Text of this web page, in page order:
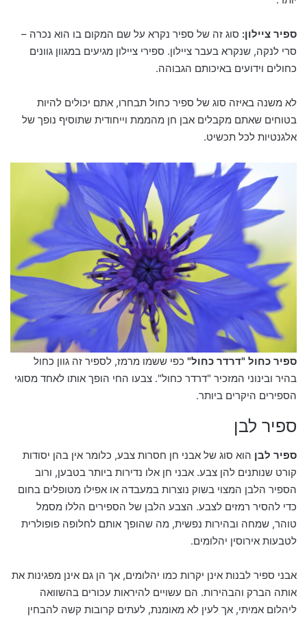
ספיר ציילון: סוג זה של ספיר נקרא על שם המקום בו הוא נכרה –
סרי לנקה, שנקרא בעבר ציילון. ספירי ציילון מגיעים במגוון גוונים
כחולים וידועים באיכותם הגבוהה.
לא משנה באיזה סוג של ספיר כחול תבחרו, אתם יכולים להיות
בטוחים שאתם מקבלים אבן חן מהממת וייחודית שתוסיף נופך של
אלגנטיות לכל תכשיט.
ספיר כחול "דרדר כחול" כפי ששמו מרמז, לספיר זה גוון כחול
בהיר ובינוני המזכיר "דרדר כחול". צבעו החי הופך אותו לאחד מסוגי
הספירים היקרים ביותר.
ספיר לבן
ספיר לבן הוא סוג של אבני חן חסרות צבע, כלומר אין בהן יסודות
קורט שנותנים להן צבע. אבני חן אלו נדירות ביותר בטבען, ורוב
הספיר הלבן המצוי בשוק נוצרות במעבדה או אפילו מטופלים בחום
כדי להסיר רמזים לצבע. הצבע הלבן של הספירים הללו מסמל
טוהר, שמחה ובהירות נפשית, מה שהופך אותם לחלופה פופולרית
לטבעות אירוסין יהלומים.
אבני ספיר לבנות אינן יקרות כמו יהלומים, אך הן גם אינן מפגינות את
אותה הברק והבהירות. הם עשויים להיראות עכורים בהשוואה
ליהלום אמיתי, אך לעין לא מאומנת, לעתים קרובות קשה להבחין